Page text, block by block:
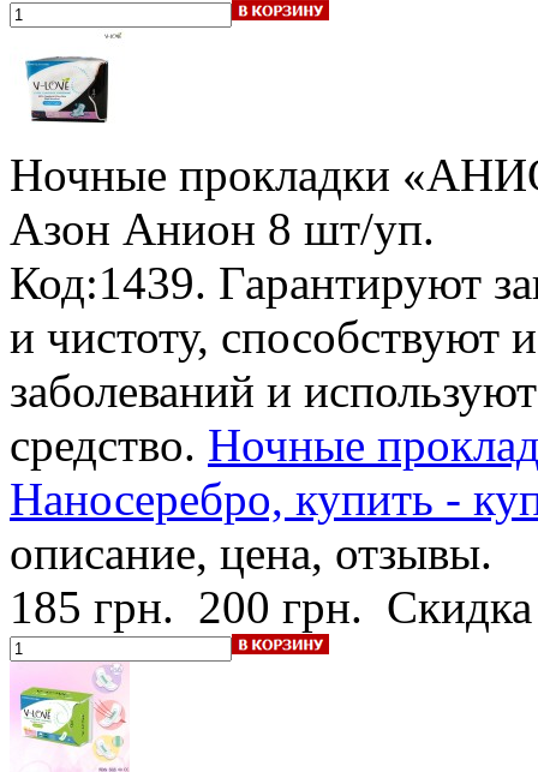
Ночные прокладки
Азон Анион 8 шт/уп.
Код:1439. Гарантируют
и чистоту, способствуют
заболеваний и
средство. Ночные
Наносеребро, купить -
описание, цена, отзывы.
185 грн. 200 грн.